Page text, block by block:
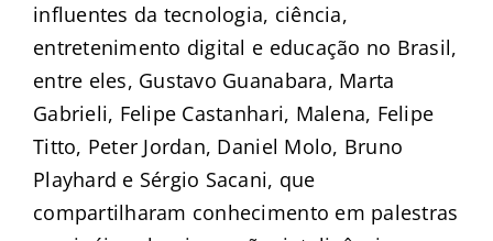
influentes da tecnologia, ciência,
entretenimento digital e educação no Brasil,
entre eles, Gustavo Guanabara, Marta
Gabrieli, Felipe Castanhari, Malena, Felipe
Titto, Peter Jordan, Daniel Molo, Bruno
Playhard e Sérgio Sacani, que
compartilharam conhecimento em palestras